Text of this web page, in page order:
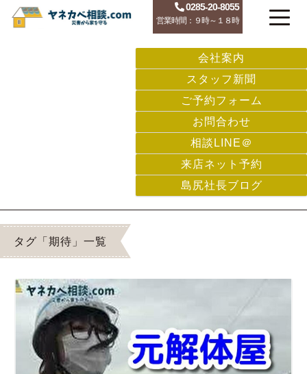
0285-20-8055
営業時間：９時～１８時
会社案内
スタッフ新聞
ご予約フォーム
お問合わせ
相談LINE＠
来店ネット予約
島尻社長ブログ
タグ「期待」一覧